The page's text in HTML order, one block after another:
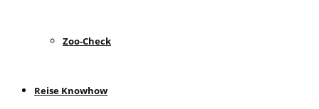
Zoo-Check
Reise Knowhow